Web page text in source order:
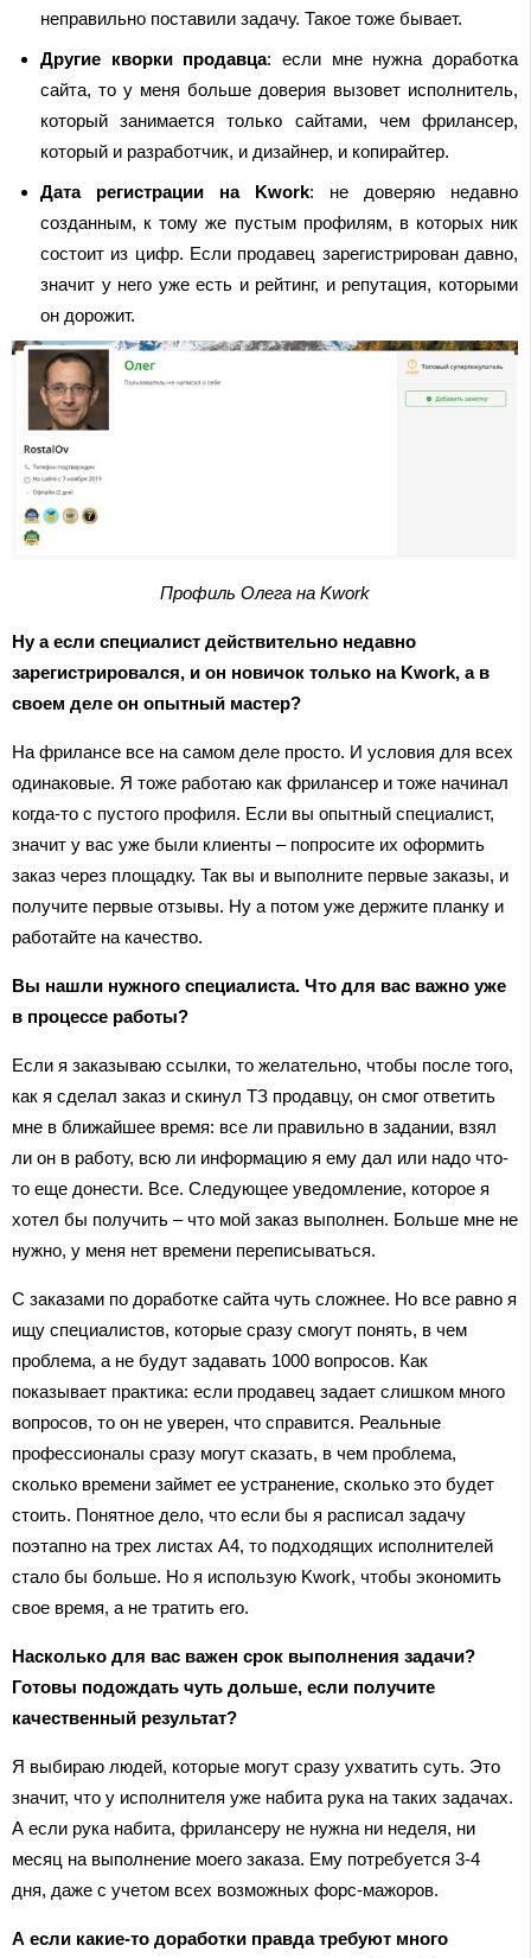
неправильно поставили задачу. Такое тоже бывает.
Другие кворки продавца: если мне нужна доработка
сайта, то у меня больше доверия вызовет исполнитель,
который занимается только сайтами, чем фрилансер,
который и разработчик, и дизайнер, и копирайтер.
Дата регистрации на Kwork: не доверяю недавно
созданным, к тому же пустым профилям, в которых ник
состоит из цифр. Если продавец зарегистрирован давно,
значит у него уже есть и рейтинг, и репутация, которыми
он дорожит.
Профиль Олега на Kwork
Ну а если специалист действительно недавно
зарегистрировался, и он новичок только на Kwork, а в
своем деле он опытный мастер?
На фрилансе все на самом деле просто. И условия для всех
одинаковые. Я тоже работаю как фрилансер и тоже начинал
когда-то с пустого профиля. Если вы опытный специалист,
значит у вас уже были клиенты – попросите их оформить
заказ через площадку. Так вы и выполните первые заказы, и
получите первые отзывы. Ну а потом уже держите планку и
работайте на качество.
Вы нашли нужного специалиста. Что для вас важно уже
в процессе работы?
Если я заказываю ссылки, то желательно, чтобы после того,
как я сделал заказ и скинул ТЗ продавцу, он смог ответить
мне в ближайшее время: все ли правильно в задании, взял
ли он в работу, всю ли информацию я ему дал или надо что-
то еще донести. Все. Следующее уведомление, которое я
хотел бы получить – что мой заказ выполнен. Больше мне не
нужно, у меня нет времени переписываться.
С заказами по доработке сайта чуть сложнее. Но все равно я
ищу специалистов, которые сразу смогут понять, в чем
проблема, а не будут задавать 1000 вопросов. Как
показывает практика: если продавец задает слишком много
вопросов, то он не уверен, что справится. Реальные
профессионалы сразу могут сказать, в чем проблема,
сколько времени займет ее устранение, сколько это будет
стоить. Понятное дело, что если бы я расписал задачу
поэтапно на трех листах А4, то подходящих исполнителей
стало бы больше. Но я использую Kwork, чтобы экономить
свое время, а не тратить его.
Насколько для вас важен срок выполнения задачи?
Готовы подождать чуть дольше, если получите
качественный результат?
Я выбираю людей, которые могут сразу ухватить суть. Это
значит, что у исполнителя уже набита рука на таких задачах.
А если рука набита, фрилансеру не нужна ни неделя, ни
месяц на выполнение моего заказа. Ему потребуется 3-4
дня, даже с учетом всех возможных форс-мажоров.
А если какие-то доработки правда требуют много